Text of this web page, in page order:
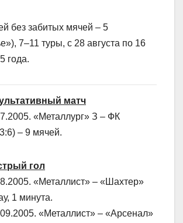
без забитых мячей – 5
7–11 туры, с 28 августа по 16
года.
матч
«Металлург» З – ФК
– 9 мячей.
гол
«Металлист» – «Шахтер»
1 минута.
«Металлист» – «Арсенал»